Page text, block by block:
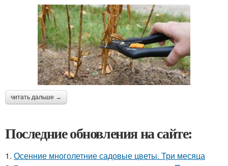
читать дальше →
Последние обновления на сайте:
1. Осенние многолетние садовые цветы. Три месяца